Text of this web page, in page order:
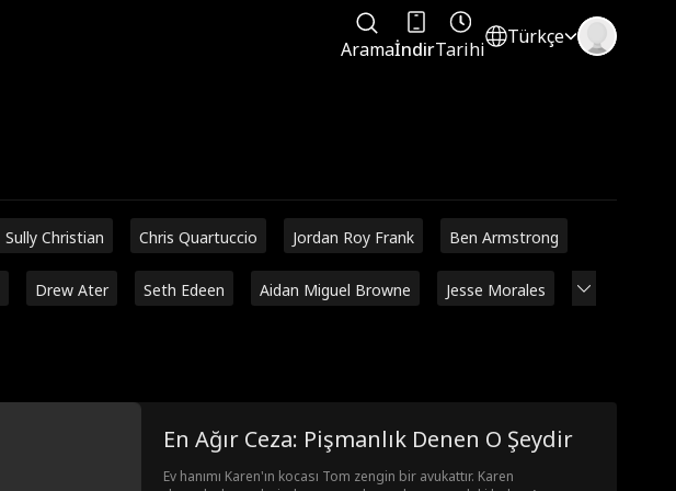
AramaİndirTarihi
Türkçe
Sully Christian Chris Quartuccio Jordan Roy Frank Ben Armstrong
Drew Ater Seth Edeen Aidan Miguel Browne Jesse Morales
En Ağır Ceza: Pişmanlık Denen O Şeydir
Ev hanımı Karen'ın kocası Tom zengin bir avukattır. Karen